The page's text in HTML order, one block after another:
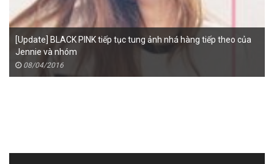
[Update] BLACK PINK tiếp tục tung ảnh nhá hàng tiếp theo của
Jennie và nhóm
08/04/2016